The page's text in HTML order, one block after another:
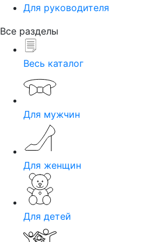
Для руководителя
Все разделы
Весь каталог
Для мужчин
Для женщин
Для детей